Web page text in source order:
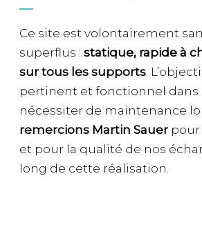
Ce site est volontairement
superflus :statique, rapide à
sur tous les supports.
pertinent et fonctionnel dans
nécessiter de maintenance
remercions Martin Sauer pour
et pour la qualité de nos
long de cette réalisation.